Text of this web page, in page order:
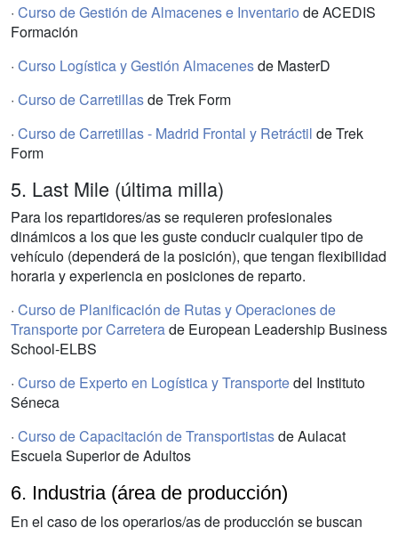
· Curso de Gestión de Almacenes e Inventario de ACEDIS
Formación
· Curso Logística y Gestión Almacenesde MasterD
· Curso de Carretillasde Trek Form
· Curso de Carretillas - Madrid Frontal y Retráctil de Trek
Form
5. Last Mile (última milla)
Para los repartidores/as se requieren profesionales
dinámicos a los que les guste conducir cualquier tipo de
vehículo (dependerá de la posición), que tengan flexibilidad
horaria y experiencia en posiciones de reparto.
· Curso de Planificación de Rutas y Operaciones de
Transporte por Carreterade European Leadership Business
School-ELBS
· Curso de Experto en Logística y Transportedel Instituto
Séneca
· Curso de Capacitación de Transportistasde Aulacat
Escuela Superior de Adultos
6. Industria (área de producción)
En el caso de los operarios/as de producción se buscan